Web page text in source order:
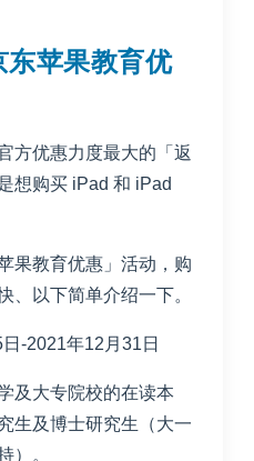
东苹果教育优
方优惠力度最大的「返
想购买 iPad 和 iPad
果教育优惠」活动，购
、以下简单介绍一下。
日-2021年12月31日
及大专院校的在读本
生及博士研究生（大一
）。